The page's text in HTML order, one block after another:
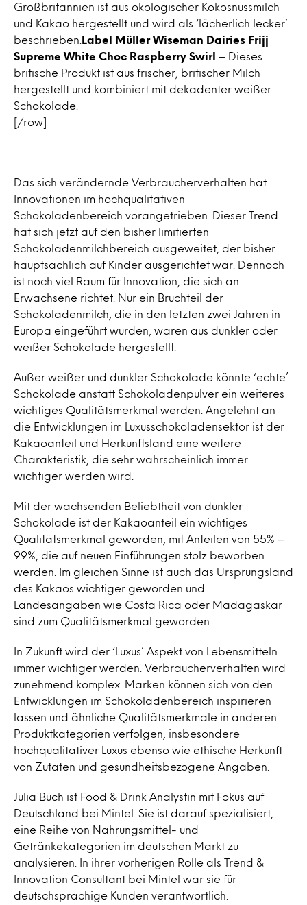
Großbritannien ist aus ökologischer Kokosnussmilch
und Kakao hergestellt und wird als ‘lächerlich lecker’
beschrieben.
Label Müller Wiseman Dairies Frijj
Supreme White Choc Raspberry Swirl – Dieses
britische Produkt ist aus frischer, britischer Milch
hergestellt und kombiniert mit dekadenter weißer
Schokolade.
[/row]
Das sich verändernde Verbraucherverhalten hat
Innovationen im hochqualitativen
Schokoladenbereich vorangetrieben. Dieser Trend
hat sich jetzt auf den bisher limitierten
Schokoladenmilchbereich ausgeweitet, der bisher
hauptsächlich auf Kinder ausgerichtet war. Dennoch
ist noch viel Raum für Innovation, die sich an
Erwachsene richtet. Nur ein Bruchteil der
Schokoladenmilch, die in den letzten zwei Jahren in
Europa eingeführt wurden, waren aus dunkler oder
weißer Schokolade hergestellt.
Außer weißer und dunkler Schokolade könnte ‘echte’
Schokolade anstatt Schokoladenpulver ein weiteres
wichtiges Qualitätsmerkmal werden. Angelehnt an
die Entwicklungen im Luxusschokoladensektor ist der
Kakaoanteil und Herkunftsland eine weitere
Charakteristik, die sehr wahrscheinlich immer
wichtiger werden wird.
Mit der wachsenden Beliebtheit von dunkler
Schokolade ist der Kakaoanteil ein wichtiges
Qualitätsmerkmal geworden, mit Anteilen von 55% –
99%, die auf neuen Einführungen stolz beworben
werden. Im gleichen Sinne ist auch das Ursprungsland
des Kakaos wichtiger geworden und
Landesangaben wie Costa Rica oder Madagaskar
sind zum Qualitätsmerkmal geworden.
In Zukunft wird der ‘Luxus’ Aspekt von Lebensmitteln
immer wichtiger werden. Verbraucherverhalten wird
zunehmend komplex. Marken können sich von den
Entwicklungen im Schokoladenbereich inspirieren
lassen und ähnliche Qualitätsmerkmale in anderen
Produktkategorien verfolgen, insbesondere
hochqualitativer Luxus ebenso wie ethische Herkunft
von Zutaten und gesundheitsbezogene Angaben.
Julia Büch ist Food & Drink Analystin mit Fokus auf
Deutschland bei Mintel. Sie ist darauf spezialisiert,
eine Reihe von Nahrungsmittel- und
Getränkekategorien im deutschen Markt zu
analysieren. In ihrer vorherigen Rolle als Trend &
Innovation Consultant bei Mintel war sie für
deutschsprachige Kunden verantwortlich.